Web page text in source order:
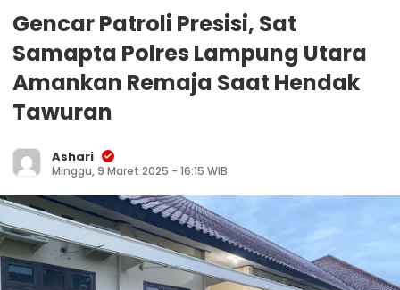
Gencar Patroli Presisi, Sat
Samapta Polres Lampung Utara
Amankan Remaja Saat Hendak
Tawuran
Ashari
Minggu, 9 Maret 2025 - 16:15 WIB